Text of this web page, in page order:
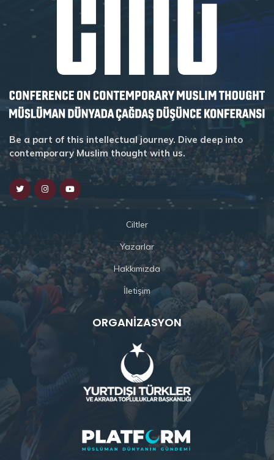
Be a part of this intellectual journey. Dive deep into
contemporary Muslim thought with us.
Ciltler
Yazarlar
Hakkımızda
İletişim
ORGANIZASYON